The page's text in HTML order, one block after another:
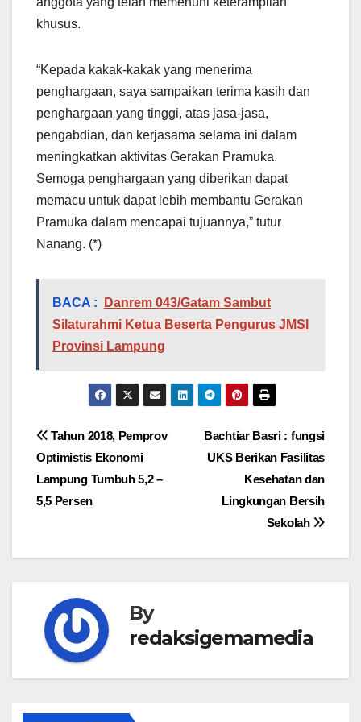
khusus.
“Kepada kakak-kakak yang menerima
penghargaan, saya sampaikan terima kasih dan
penghargaan yang tinggi, atas jasa-jasa,
pengabdian, dan kerjasama selama ini dalam
meningkatkan aktivitas Gerakan Pramuka.
Semoga penghargaan yang diberikan dapat
memacu untuk dapat lebih membantu Gerakan
Pramuka dalam mencapai tujuannya,” tutur
Nanang. (*)
BACA :
Danrem 043/Gatam Sambut
Silaturahmi Ketua Beserta Pengurus JMSI
Provinsi Lampung
Navigasi
pos
Bachtiar Basri : fungsi
UKS Berikan Fasilitas
Kesehatan dan
Lingkungan Bersih
Sekolah
Tahun 2018, Pemprov
Optimistis Ekonomi
Lampung Tumbuh 5,2 –
5,5 Persen
By
redaksigemamedia